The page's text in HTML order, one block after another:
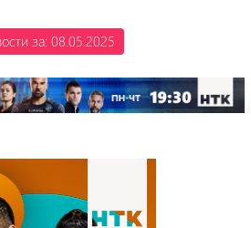
за: 08.05.2025